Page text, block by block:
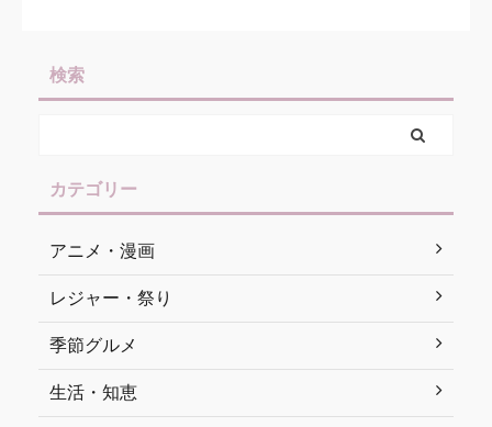
検索
カテゴリー
アニメ・漫画
レジャー・祭り
季節グルメ
生活・知恵